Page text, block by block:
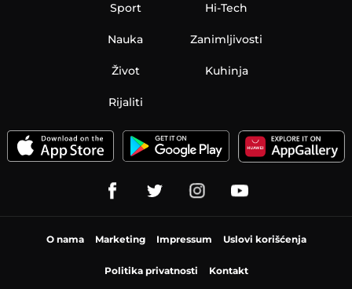
Sport
Nauka
Hi-Tech
Zanimljivosti
Život Kuhinja
Rijaliti
O nama Marketing Impressum Uslovi korišćenja
Politika privatnosti Kontakt